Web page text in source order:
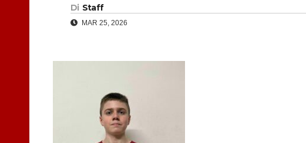
Di Staff
MAR 25, 2026